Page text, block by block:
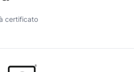
certificato